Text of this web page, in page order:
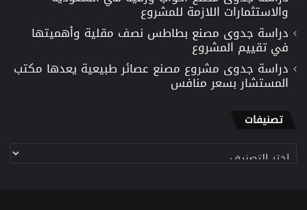
والاستثمارات اللازمة للمشروع
دراسة جدوى مصنع بطاطس نصف مقلية وأهميتها
في تقييم المشروع
دراسة جدوى مشروع مصنع عصائر طبيعية يعدها مكتب
المستشار بسعر منافس
تصنيفات
تصنيفات